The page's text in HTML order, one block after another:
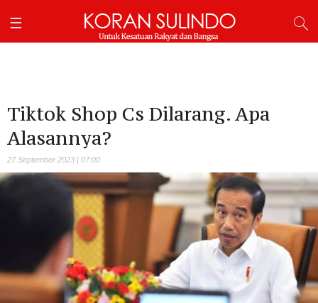
Tiktok Shop Cs Dilarang. Apa
Alasannya?
27 September 2023 | 07:00